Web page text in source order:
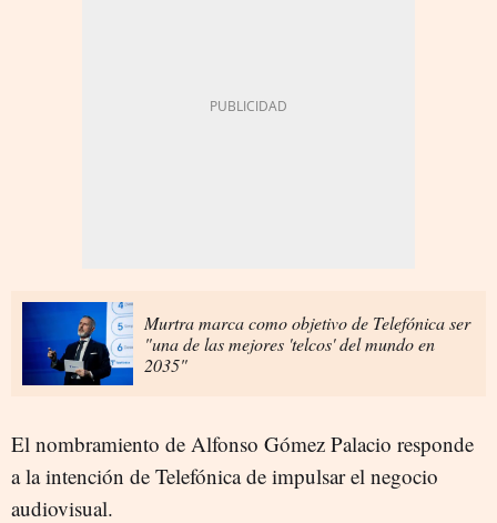
Murtra marca como objetivo de Telefónica ser
"una de las mejores 'telcos' del mundo en
2035"
El nombramiento de Alfonso Gómez Palacio responde
a la intención de Telefónica de impulsar el negocio
audiovisual.